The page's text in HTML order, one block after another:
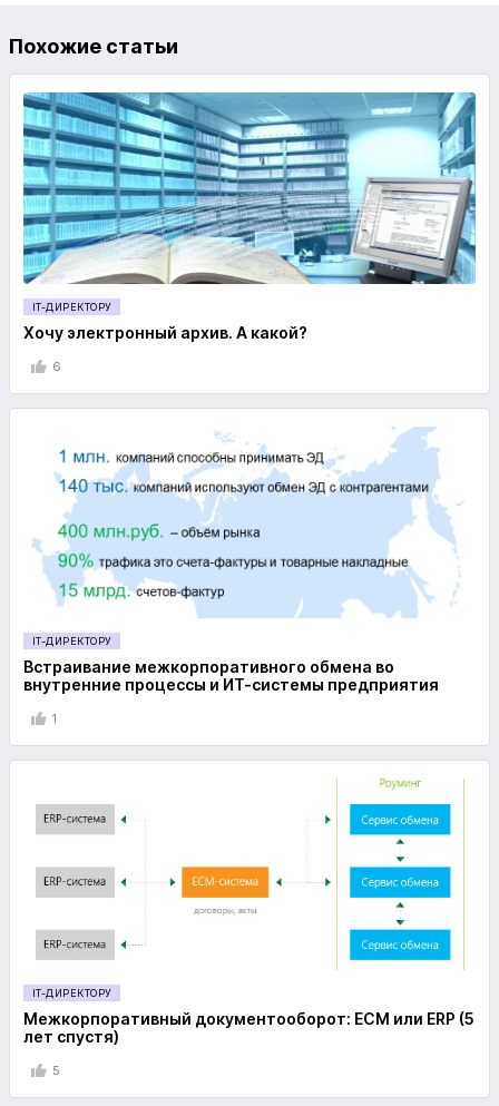
Похожие статьи
IT-ДИРЕКТОРУ
Хочу электронный архив. А какой?
6
IT-ДИРЕКТОРУ
Встраивание межкорпоративного обмена во
внутренние процессы и ИТ-системы предприятия
1
IT-ДИРЕКТОРУ
Межкорпоративный документооборот: ECM или ERP (5
лет спустя)
5